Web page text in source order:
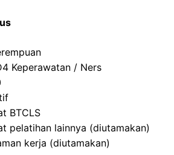
Keperawatan / Ners
BTCLS
pelatihan lainnya (diutamakan)
kerja (diutamakan)